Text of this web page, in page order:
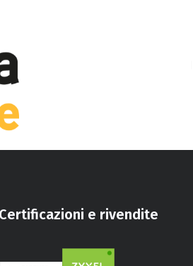
Certificazioni e rivendite